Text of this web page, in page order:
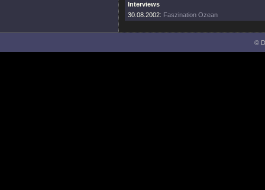
Interviews
30.08.2002: Faszination Ozean
©